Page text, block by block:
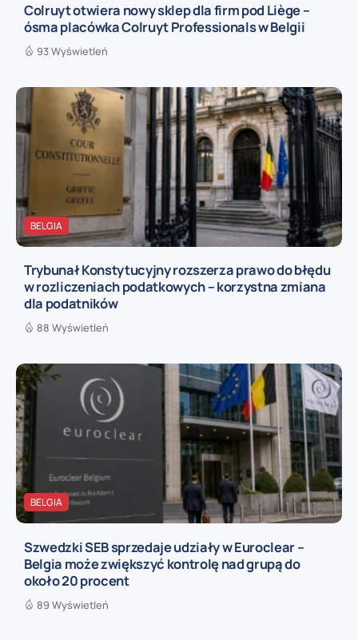
Colruyt otwiera nowy sklep dla firm pod Liège –
ósma placówka Colruyt Professionals w Belgii
93 Wyświetleń
BELGIA
Trybunał Konstytucyjny rozszerza prawo do błędu
w rozliczeniach podatkowych – korzystna zmiana
dla podatników
88 Wyświetleń
BELGIA
Szwedzki SEB sprzedaje udziały w Euroclear –
Belgia może zwiększyć kontrolę nad grupą do
około 20 procent
89 Wyświetleń